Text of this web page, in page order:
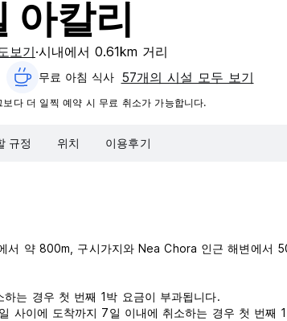
아칼리
보기 시내에서 0.61km 거리
무료 아침 식사‎ 57개의 시설 모두 보기
다 더 일찍 예약 시 무료 취소가 가능합니다.
규정 위치 이용후기
서 약 800m, 구시가지와 Nea Chora 인근 해변에서
하는 경우 첫 번째 1박 요금이 부과됩니다.
사이에 도착까지 7일 이내에 취소하는 경우 첫 번째